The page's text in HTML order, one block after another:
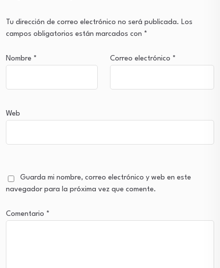
Tu dirección de correo electrónico no será publicada. Los
campos obligatorios están marcados con *
Nombre * Correo electrónico *
Web
Guarda mi nombre, correo electrónico y web en este
navegador para la próxima vez que comente.
Comentario *